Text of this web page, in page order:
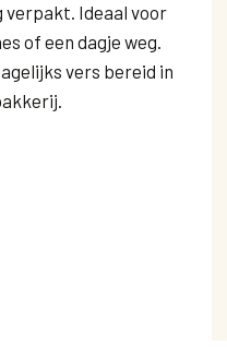
verpakt. Ideaal voor
of een dagje weg.
vers bereid in